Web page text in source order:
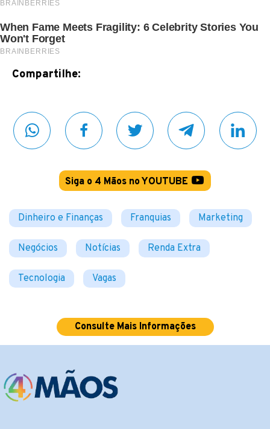
Compartilhe:
Siga o 4 Mãos no YOUTUBE
Dinheiro e Finanças Franquias Marketing
Negócios Notícias Renda Extra
Tecnologia Vagas
Consulte Mais Informações